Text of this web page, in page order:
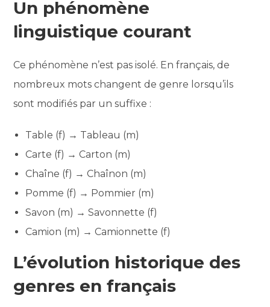
Un phénomène
linguistique courant
Ce phénomène n’est pas isolé. En français, de
nombreux mots changent de genre lorsqu’ils
sont modifiés par un suffixe :
Table (f) → Tableau (m)
Carte (f) → Carton (m)
Chaîne (f) → Chaînon (m)
Pomme (f) → Pommier (m)
Savon (m) → Savonnette (f)
Camion (m) → Camionnette (f)
L’évolution historique des
genres en français